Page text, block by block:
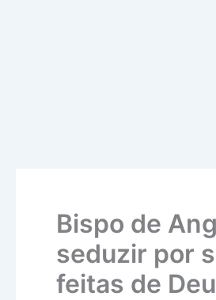
Bispo de
seduzir por
feitas de